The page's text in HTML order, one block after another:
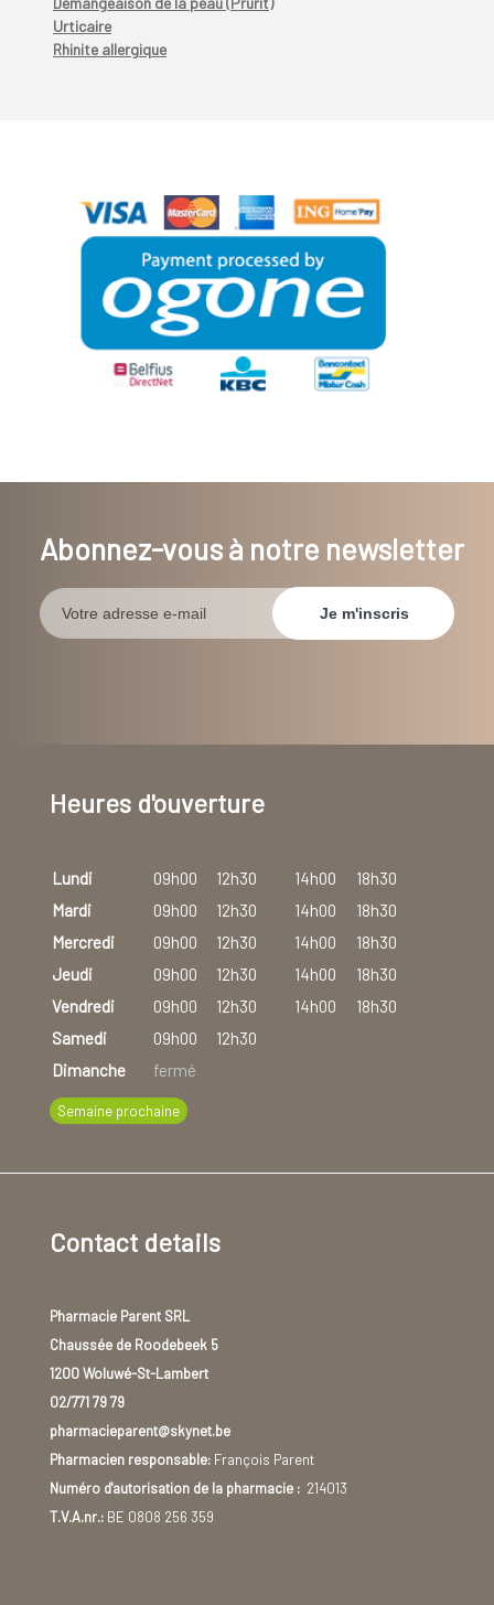
Urticaire
Rhinite allergique
Abonnez-vous à notre newsletter
Heures d'ouverture
Lundi 09h00 12h30 14h00
18h30
Mardi
09h00 12h30 14h00
18h30
Mercredi
09h00 12h30 14h00
18h30
Jeudi
09h00 12h30 14h00
18h30
Vendredi
09h00 12h30 14h00
18h30
Samedi
09h00
12h30
Dimanche
fermé
Semaine prochaine
Contact details
Pharmacie Parent SRL
Chaussée de Roodebeek 5
1200 Woluwé-St-Lambert
02/771 79 79
pharmacieparent@skynet.be
Pharmacien responsable:François Parent
Numéro d'autorisation de la pharmacie :214013
T.V.A.nr.:BE 0808 256 359